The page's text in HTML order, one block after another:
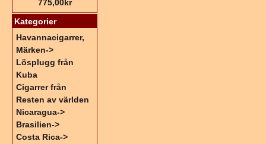
775,00kr
Kategorier
Havannacigarrer,
Märken->
Lösplugg från
Kuba
Cigarrer från
Resten av världen
Nicaragua->
Brasilien->
Costa Rica->